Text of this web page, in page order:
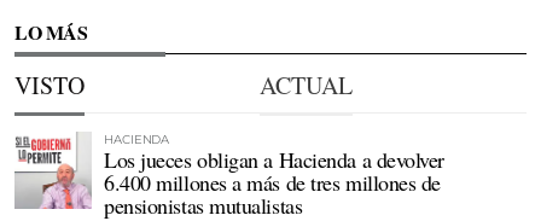
LO MÁS
VISTO ACTUAL
HACIENDA
Los jueces obligan a Hacienda a devolver
6.400 millones a más de tres millones de
pensionistas mutualistas